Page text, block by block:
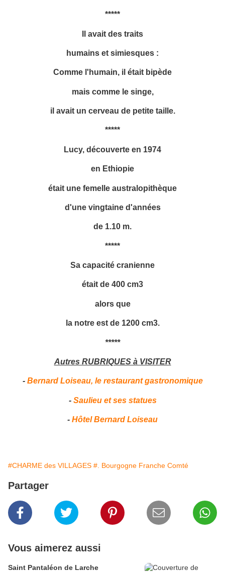
*****
Il avait des traits
humains et simiesques :
Comme l'humain, il était bipède
mais comme le singe,
il avait un cerveau de petite taille.
*****
Lucy, découverte en 1974
en Ethiopie
était une femelle australopithèque
d'une vingtaine d'années
de 1.10 m.
*****
Sa capacité cranienne
était de 400 cm3
alors que
la notre est de 1200 cm3.
*****
Autres RUBRIQUES à VISITER
- Bernard Loiseau, le restaurant gastronomique
-Saulieu et ses statues
- Hôtel Bernard Loiseau
#CHARME des VILLAGES #. Bourgogne Franche Comté
Partager
Vous aimerez aussi
Saint Pantaléon de Larche